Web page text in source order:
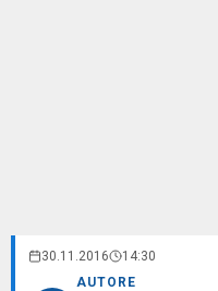
30.11.2016 14:30
AUTORE